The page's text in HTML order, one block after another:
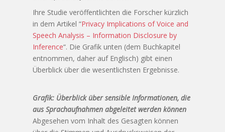
Ihre Studie veröffentlichten die Forscher kürzlich
in dem Artikel “Privacy Implications of Voice and
Speech Analysis – Information Disclosure by
Inference“. Die Grafik unten (dem Buchkapitel
entnommen, daher auf Englisch) gibt einen
Überblick über die wesentlichsten Ergebnisse.
Grafik: Überblick über sensible Informationen, die
aus Sprachaufnahmen abgeleitet werden können
Abgesehen vom Inhalt des Gesagten können